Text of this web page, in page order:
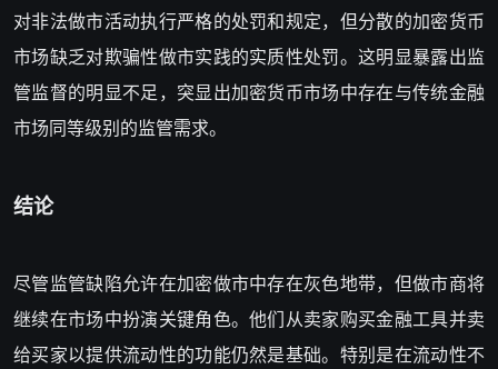
对非法做市活动执行严格的处罚和规定，但分散的加密货币
市场缺乏对欺骗性做市实践的实质性处罚。这明显暴露出监
管监督的明显不足，突显出加密货币市场中存在与传统金融
市场同等级别的监管需求。
结论
尽管监管缺陷允许在加密做市中存在灰色地带，但做市商将
继续在市场中扮演关键角色。他们从卖家购买金融工具并卖
给买家以提供流动性的功能仍然是基础。特别是在流动性不